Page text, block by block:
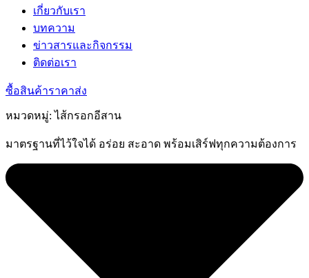
เกี่ยวกับเรา
บทความ
ข่าวสารและกิจกรรม
ติดต่อเรา
ซื้อสินค้าราคาส่ง
หมวดหมู่: ไส้กรอกอีสาน
มาตรฐานที่ไว้ใจได้ อร่อย สะอาด พร้อมเสิร์ฟทุกความต้องการ